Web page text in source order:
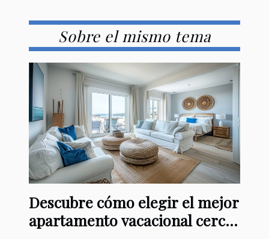
Sobre el mismo tema
Descubre cómo elegir el mejor
apartamento vacacional cerca